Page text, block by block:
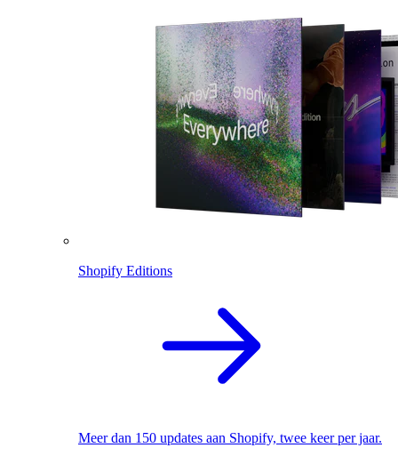
Shopify Editions
Meer dan 150 updates aan Shopify, twee keer per jaar.